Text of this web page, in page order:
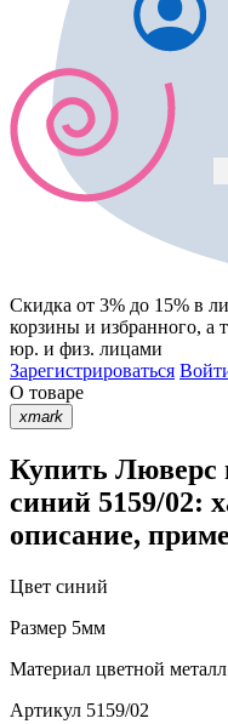
Скидка от 3% до 15% в
корзины и избранного, а
юр. и физ. лицами
Зарегистрироваться
О товаре
xmark
Купить Люверс
синий 5159/02:
описание,
Цвет синий
Размер 5мм
Материал цветной металл
Артикул 5159/02